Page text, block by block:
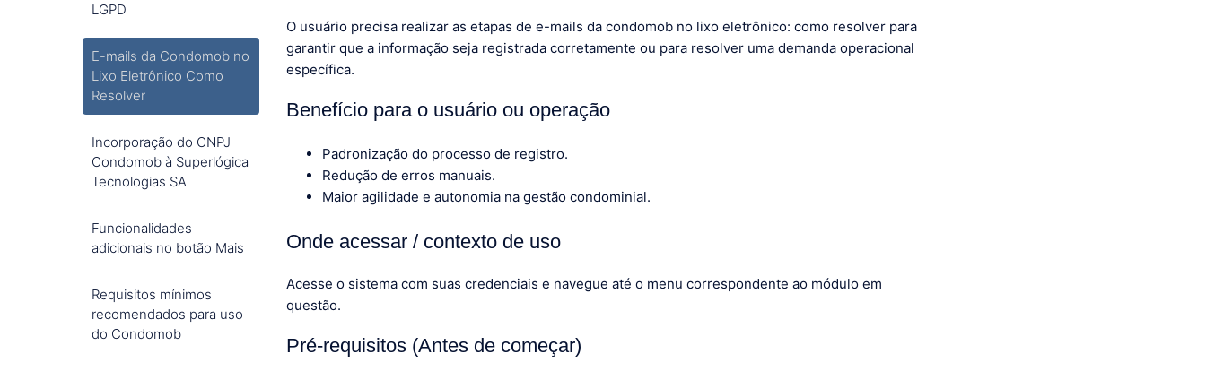
LGPD
E-mails da Condomob no
Lixo Eletrônico Como
Resolver
Incorporação do CNPJ
Condomob à Superlógica
Tecnologias SA
Funcionalidades
adicionais no botão Mais
Requisitos mínimos
recomendados para uso
do Condomob
O usuário precisa realizar as etapas de e-mails da condomob no lixo eletrônico: como resolver para
garantir que a informação seja registrada corretamente ou para resolver uma demanda operacional
específica.
Benefício para o usuário ou operação
Padronização do processo de registro.
Redução de erros manuais.
Maior agilidade e autonomia na gestão condominial.
Onde acessar / contexto de uso
Acesse o sistema com suas credenciais e navegue até o menu correspondente ao módulo em
questão.
Pré-requisitos (Antes de começar)